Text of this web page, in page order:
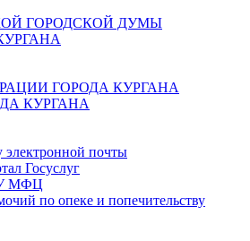
ГОРОДСКОЙ ДУМЫ
ГОРОДА КУРГАНА
КУРГАНА
электронной почты
Госуслуг
МФЦ
по опеке и попечительству